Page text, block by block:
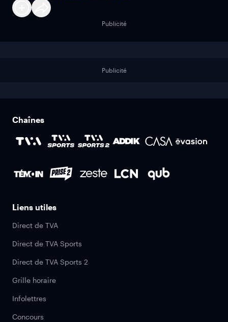
Publicité
Publicité
Chaînes
Liens utiles
Direct de TVA
Direct de TVA Sports
Direct de TVA Sports 2
Grille horaire
Infolettres
Concours